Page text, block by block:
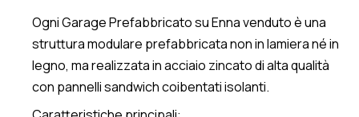
Ogni Garage Prefabbricato su Enna venduto è una
struttura modulare prefabbricata non in lamiera né in
legno, ma realizzata in acciaio zincato di alta qualità
con pannelli sandwich coibentati isolanti.